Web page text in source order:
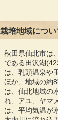
栽培地域につい
秋田県仙北市は
である田沢湖
は、乳頭温泉や
ほか、地域の約
は、仙北地域の
れ、アユ、ヤマ
は、平均気温が